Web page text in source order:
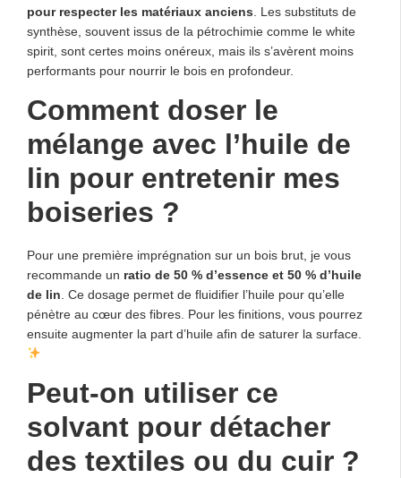
pour respecter les matériaux anciens . Les substituts de
synthèse, souvent issus de la pétrochimie comme le white
spirit, sont certes moins onéreux, mais ils s’avèrent moins
performants pour nourrir le bois en profondeur.
Comment doser le
mélange avec l’huile de
lin pour entretenir mes
boiseries ?
Pour une première imprégnation sur un bois brut, je vous
recommande un ratio de 50 % d’essence et 50 % d’huile
de lin . Ce dosage permet de fluidifier l’huile pour qu’elle
pénètre au cœur des fibres. Pour les finitions, vous pourrez
ensuite augmenter la part d’huile afin de saturer la surface.
Peut-on utiliser ce
solvant pour détacher
des textiles ou du cuir ?